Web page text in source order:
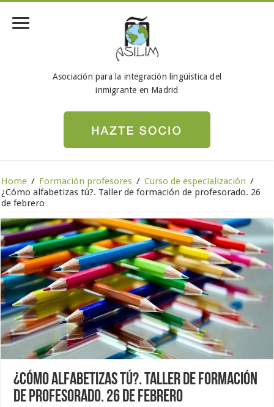
Asociación para la integración lingüística del
inmigrante en Madrid
Home / Formación profesores / Curso de especialización /
¿Cómo alfabetizas tú?. Taller de formación de profesorado. 26
de febrero
¿Cómo alfabetizas tú?. Taller de formación
de profesorado. 26 de febrero